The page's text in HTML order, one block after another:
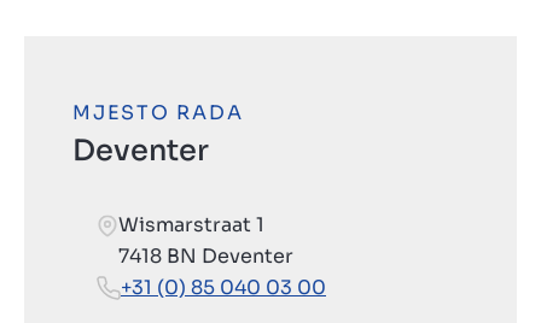
MJESTO RADA
Deventer
Wismarstraat 1
7418 BN Deventer
+31 (0) 85 040 03 00